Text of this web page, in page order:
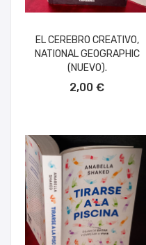
EL CEREBRO CREATIVO,
NATIONAL GEOGRAPHIC
(NUEVO).
2,00 €